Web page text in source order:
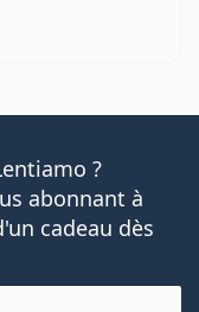
?
abonnant à
cadeau dès